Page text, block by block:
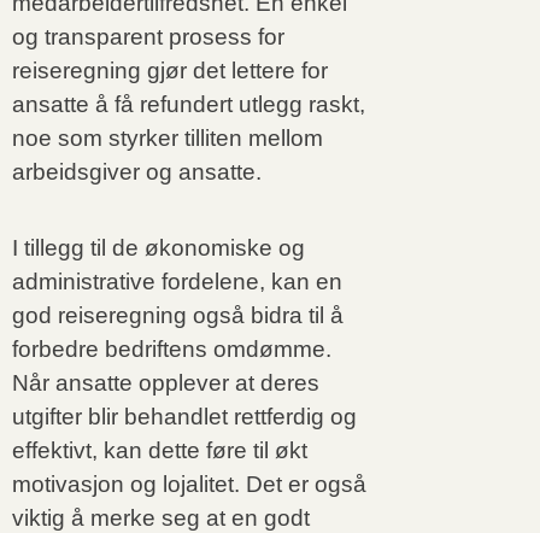
og transparent prosess for
reiseregning gjør det lettere for
ansatte å få refundert utlegg raskt,
noe som styrker tilliten mellom
arbeidsgiver og ansatte.
I tillegg til de økonomiske og
administrative fordelene, kan en
god reiseregning også bidra til å
forbedre bedriftens omdømme.
Når ansatte opplever at deres
utgifter blir behandlet rettferdig og
effektivt, kan dette føre til økt
motivasjon og lojalitet. Det er også
viktig å merke seg at en godt